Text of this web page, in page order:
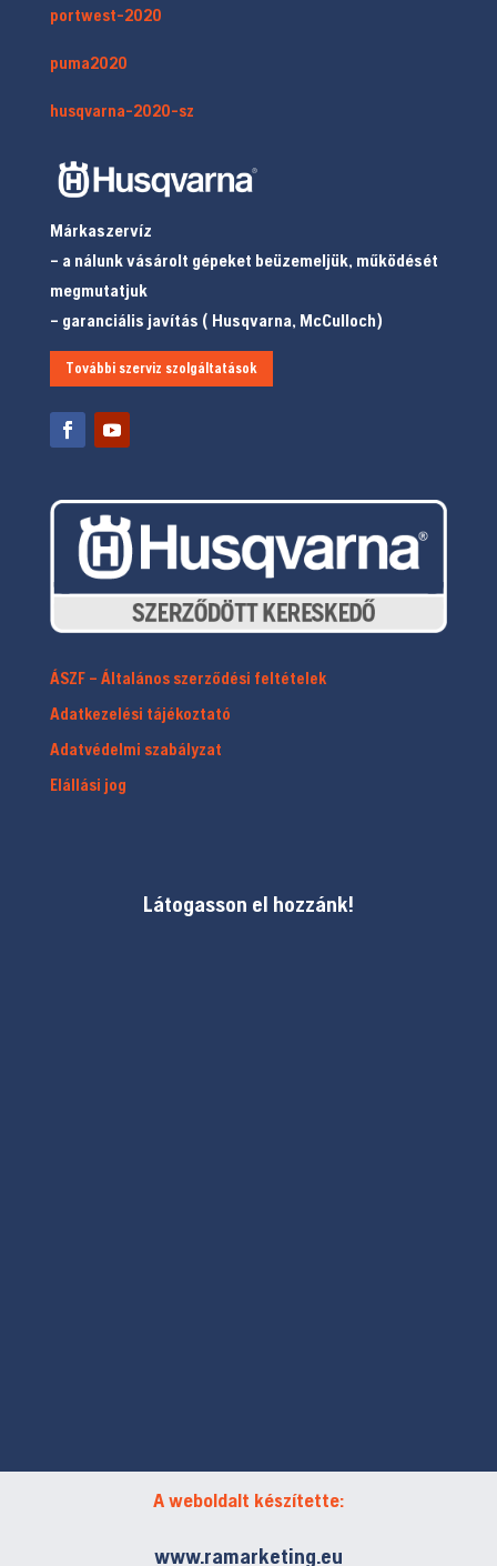
portwest-2020
puma2020
husqvarna-2020-sz
Márkaszervíz
– a nálunk vásárolt gépeket beüzemeljük, működését
megmutatjuk
– garanciális javítás ( Husqvarna, McCulloch)
További szerviz szolgáltatások
ÁSZF – Általános szerződési feltételek
Adatkezelési tájékoztató
Adatvédelmi szabályzat
Elállási jog
Látogasson el hozzánk!
A weboldalt készítette:
www.ramarketing.eu